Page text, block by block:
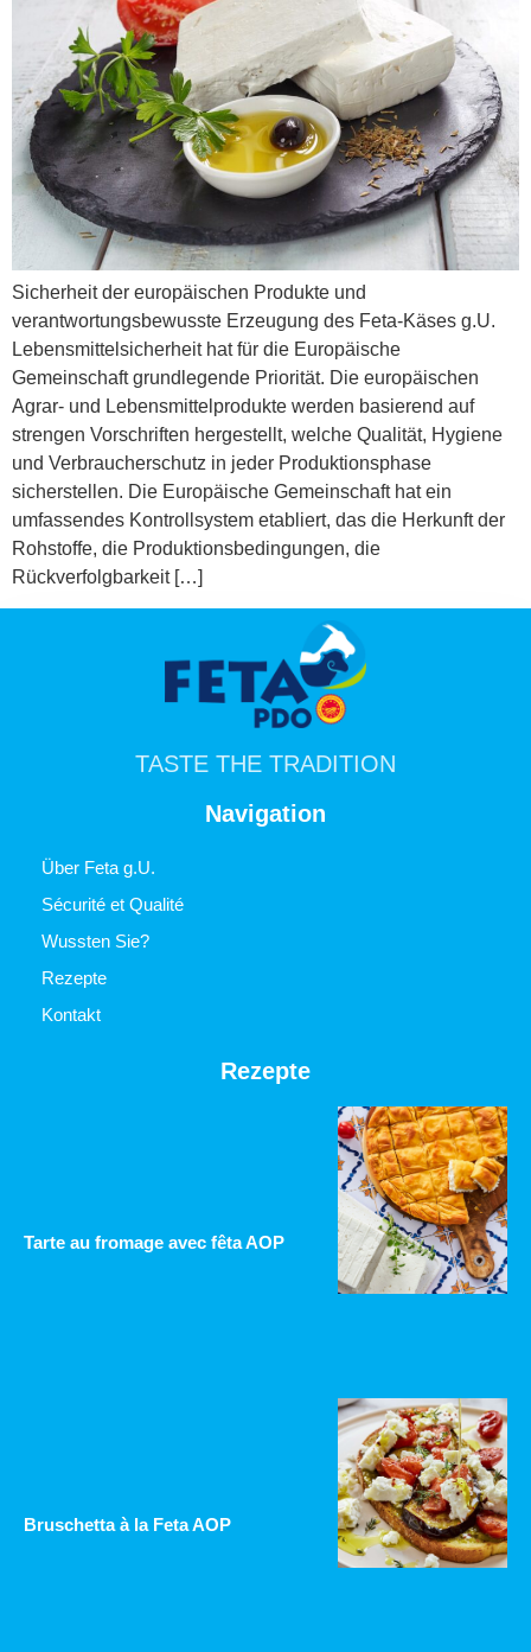
Sicherheit der europäischen Produkte und
verantwortungsbewusste Erzeugung des Feta-Käses g.U.
Lebensmittelsicherheit hat für die Europäische
Gemeinschaft grundlegende Priorität. Die europäischen
Agrar- und Lebensmittelprodukte werden basierend auf
strengen Vorschriften hergestellt, welche Qualität, Hygiene
und Verbraucherschutz in jeder Produktionsphase
sicherstellen. Die Europäische Gemeinschaft hat ein
umfassendes Kontrollsystem etabliert, das die Herkunft der
Rohstoffe, die Produktionsbedingungen, die
Rückverfolgbarkeit […]
TASTE THE TRADITION
Navigation
Über Feta g.U.
Sécurité et Qualité
Wussten Sie?
Rezepte
Kontakt
Rezepte
Tarte au fromage avec fêta AOP
Bruschetta à la Feta AOP